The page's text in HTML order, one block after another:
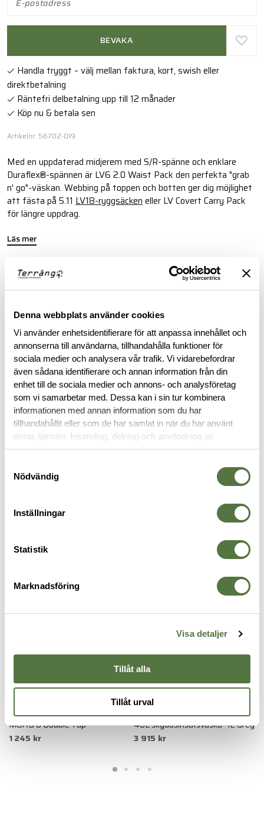
Denna webbplats använder cookies
Vi använder enhetsidentifierare för att anpassa innehållet och
annonserna till användarna, tillhandahålla funktioner för
sociala medier och analysera vår trafik. Vi vidarebefordrar
även sådana identifierare och annan information från din
enhet till de sociala medier och annons- och analysföretag
som vi samarbetar med. Dessa kan i sin tur kombinera
informationen med annan information som du har
tillhandahållit eller som de har samlat in när du har använt
deras tjänster. Insamling, delning och användning av
personuppgifter kan användas för personalisering av
Nödvändig
Inställningar
Statistik
Marknadsföring
Visa detaljer
Tillåt alla
Tillåt urval
BEVAKA
Handla tryggt – välj mellan faktura, kort, swish eller
direktbetalning
Räntefri delbetalning upp till 12 månader
Köp nu & betala sen
Artikelnr: 56702-019
Med en uppdaterad midjerem med S/R-spänne och enklare
Duraflex®-spännen är LV6 2.0 Waist Pack den perfekta "grab
n' go"-väskan. Webbing på toppen och botten ger dig möjlighet
att fästa på 5.11 LV18-ryggsäcken eller LV Covert Carry Pack
för längre uppdrag.
Läs mer
FINNS I FÖLJANDE FÄRGER
BESKRIVNING
SPECIFIKATIONER
RECENSIONER
AXELVÄSKOR
MOAB 8 Double Tap
1 245 kr
40L skyddsinsatsväska -12 Grey
3 915 kr